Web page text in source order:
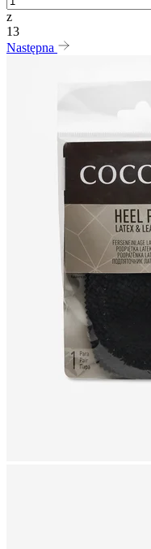
z
13
Następna